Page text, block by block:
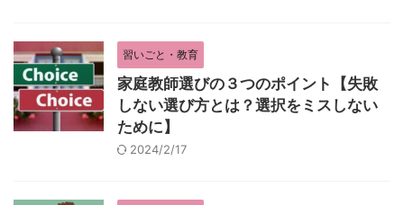
習いごと・教育
家庭教師選びの３つのポイント【失敗
しない選び方とは？選択をミスしない
ために】
2024/2/17